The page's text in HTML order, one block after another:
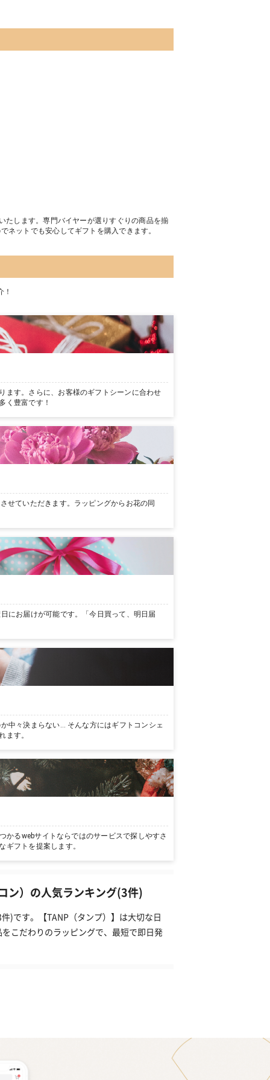
たします。専門バイヤーが選りすぐりの商品を揃
ネットでも安心してギフトを購入できます。
ます。さらに、お客様のギフトシーンに合わせ
く豊富です！
せていただきます。ラッピングからお花の同
にお届けが可能です。「今日買って、明日届
中々決まらない… そんな方にはギフトコンシェ
ます。
かるwebサイトならではのサービスで探しやすさ
ギフトを提案します。
ン）の人気ランキング(3件)
)です。【TANP（タンプ）】は大切な日
こだわりのラッピングで、最短で即日発